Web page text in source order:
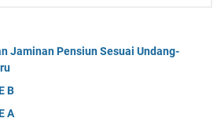
Jaminan Pensiun Sesuai Undang-
B
A